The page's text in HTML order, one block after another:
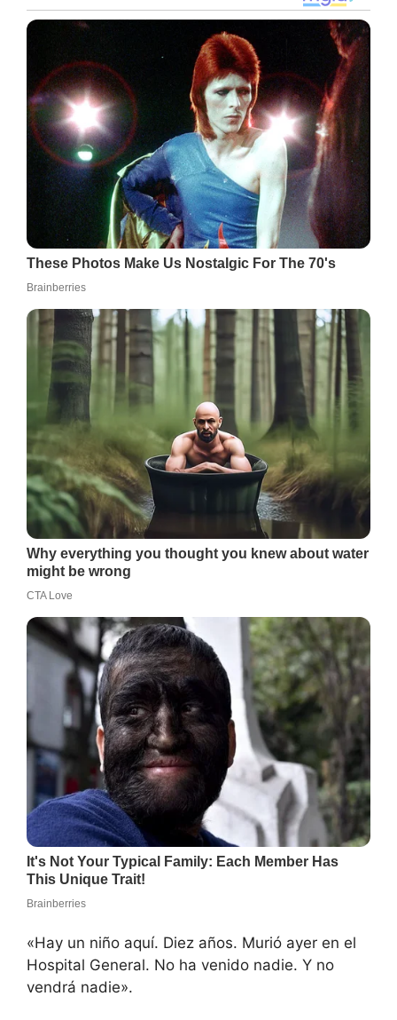
«Hay un niño aquí. Diez años. Murió ayer en el
Hospital General. No ha venido nadie. Y no
vendrá nadie».